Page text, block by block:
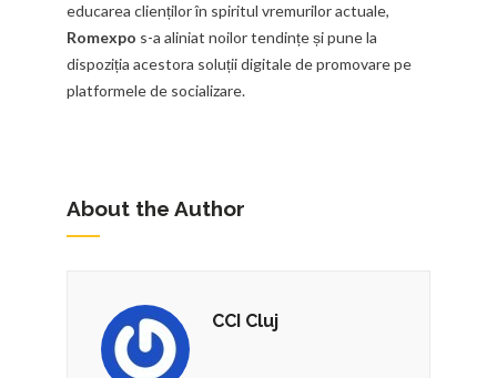
educarea clienților în spiritul vremurilor actuale,
Romexpo s-a aliniat noilor tendințe și pune la
dispoziția acestora soluții digitale de promovare pe
platformele de socializare.
About the Author
CCI Cluj